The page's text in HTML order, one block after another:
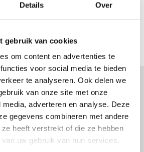
Details Over
gebruik van cookies
om content en advertenties te
voor social media te bieden
te analyseren. Ook delen we
van onze site met onze
adverteren en analyse. Deze
gegevens combineren met andere
heeft verstrekt of die ze hebben
uw gebruik van hun services.
verstelbaar op 3
d.m.v. de 4 wieltjes